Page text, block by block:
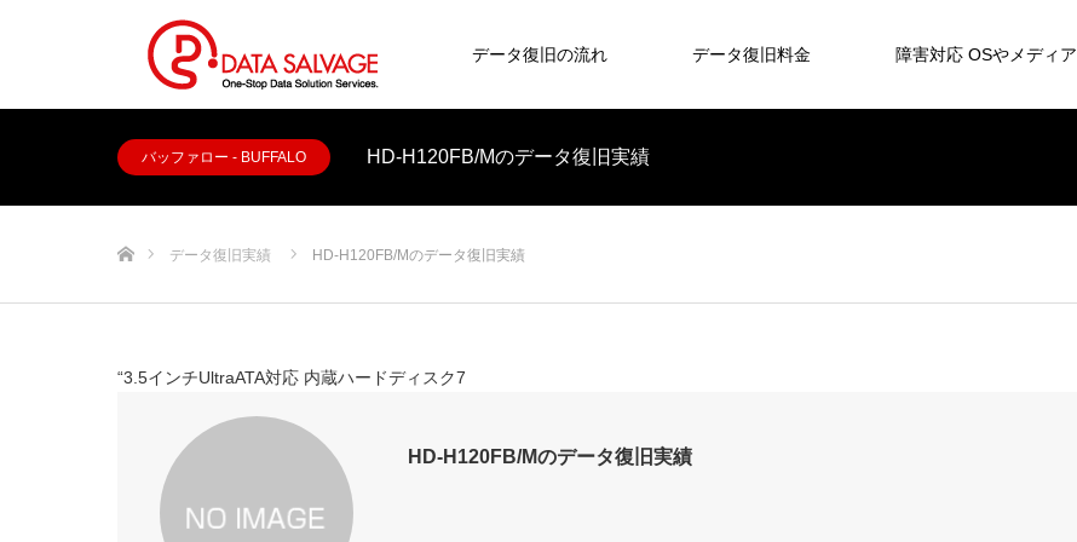
データ復旧の流れ データ復旧料金 障害対応 OSやメディア
バッファロー - BUFFALO HD-H120FB/Mのデータ復旧実績
データ復旧実績 HD-H120FB/Mのデータ復旧実績
“3.5インチUltraATA対応 内蔵ハードディスク7
HD-H120FB/Mのデータ復旧実績